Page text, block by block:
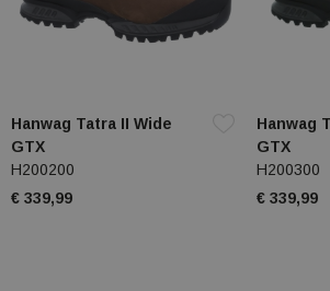
Hanwag Tatra II Wide
GTX
H200200
€ 339,99
Hanwag
GTX
H200300
€ 339,99